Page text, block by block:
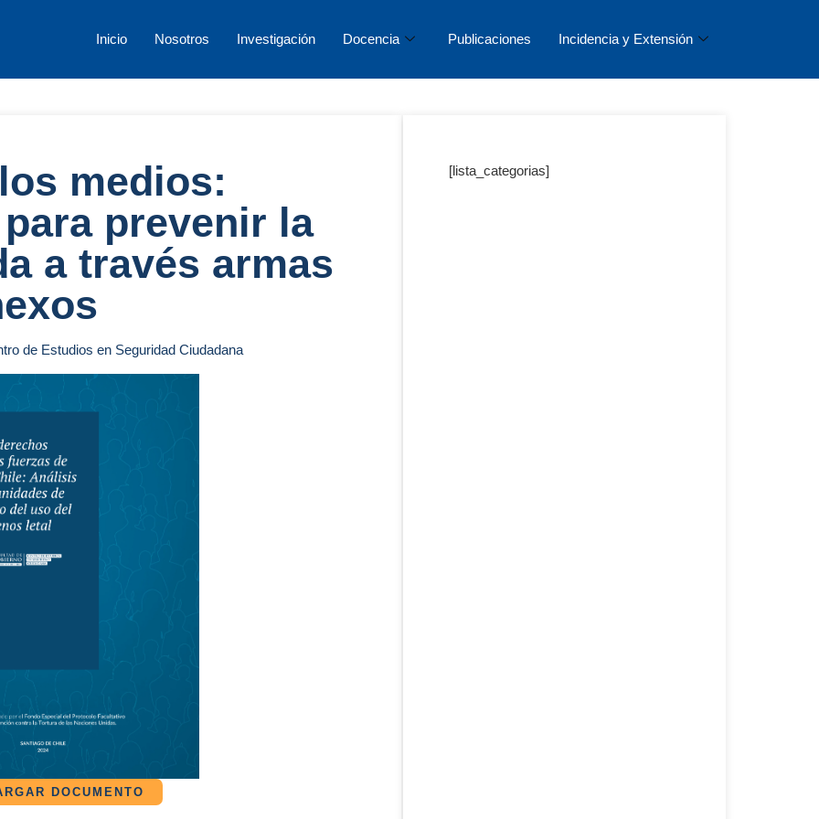
Inicio Nosotros Investigación Docencia Publicaciones Incidencia y Extensión
medios:
prevenir la
a través armas
de Estudios en Seguridad Ciudadana
DOCUMENTO
[lista_categorias]